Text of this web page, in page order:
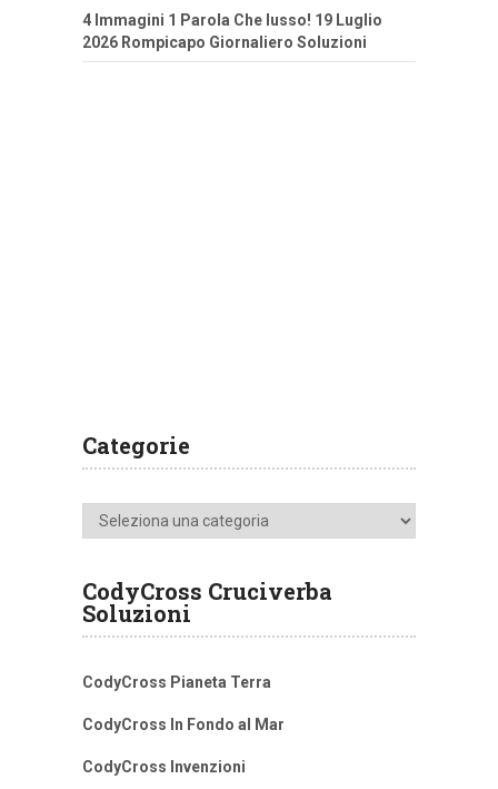
4 Immagini 1 Parola Che lusso! 19 Luglio
2026 Rompicapo Giornaliero Soluzioni
Categorie
Categorie
CodyCross Cruciverba
Soluzioni
CodyCross Pianeta Terra
CodyCross In Fondo al Mar
CodyCross Invenzioni